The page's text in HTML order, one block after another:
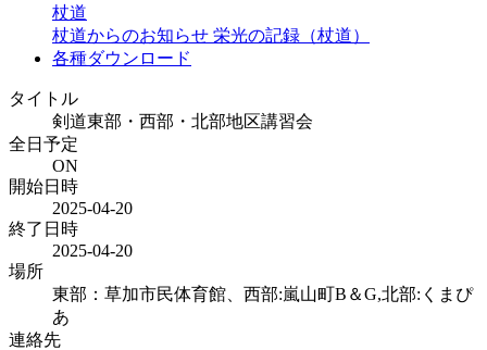
杖道
杖道からのお知らせ 栄光の記録（杖道）
各種ダウンロード
タイトル
剣道東部・西部・北部地区講習会
全日予定
ON
開始日時
2025-04-20
終了日時
2025-04-20
場所
東部：草加市民体育館、西部:嵐山町B＆G,北部:くまぴ
あ
連絡先